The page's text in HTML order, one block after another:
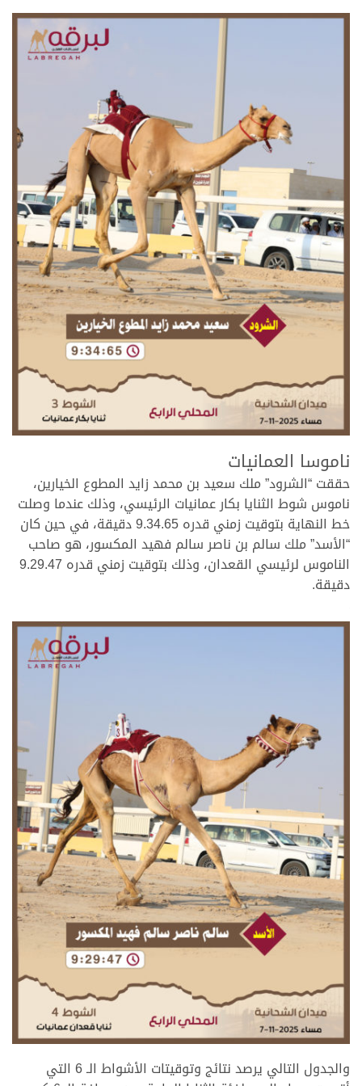
.
ناموسا العمانيات
حققت “الشرود” ملك سعيد بن محمد زايد المطوع الخيارين،
ناموس شوط الثنايا بكار عمانيات الرئيسي، وذلك عندما وصلت
خط النهاية بتوقيت زمني قدره 9.34.65 دقيقة، في حين كان
“الأسد” ملك سالم بن ناصر سالم فهيد المكسور، هو صاحب
الناموس لرئيسي القعدان، وذلك بتوقيت زمني قدره 9.29.47
دقيقة.
.
والجدول التالي يرصد نتائج وتوقيتات الأشواط الـ 6 التي